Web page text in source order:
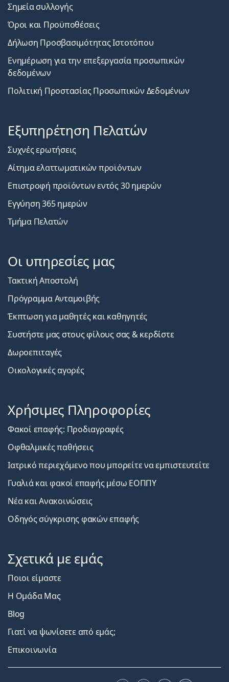
Σημεία συλλογής
Όροι και Προϋποθέσεις
Δήλωση Προσβασιμότητας Ιστοτόπου
Ενημέρωση για την επεξεργασία προσωπικών
δεδομένων
Πολιτική Προστασίας Προσωπικών Δεδομένων
Εξυπηρέτηση Πελατών
Συχνές ερωτήσεις
Αίτημα ελαττωματικών προϊόντων
Επιστροφή προϊόντων εντός 30 ημερών
Εγγύηση 365 ημερών
Τμήμα Πελατών
Οι υπηρεσίες μας
Τακτική Αποστολή
Πρόγραμμα Ανταμοιβής
Έκπτωση για μαθητές και καθηγητές
Συστήστε μας στους φίλους σας & κερδίστε
Δωροεπιταγές
Οικολογικές αγορές
Χρήσιμες Πληροφορίες
Φακοί επαφής: Προδιαγραφές
Οφθαλμικές παθήσεις
Ιατρικό περιεχόμενο που μπορείτε να εμπιστευτείτε
Γυαλιά και φακοί επαφής μέσω ΕΟΠΠΥ
Νέα και Ανακοινώσεις
Οδηγός σύγκρισης φακών επαφής
Σχετικά με εμάς
Ποιοι είμαστε
Η Ομάδα Μας
Blog
Γιατί να ψωνίσετε από εμάς;
Επικοινωνία